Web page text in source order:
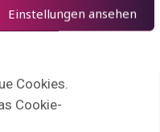
Einstellungen ansehen
Tool
Cookies.
Cookie-